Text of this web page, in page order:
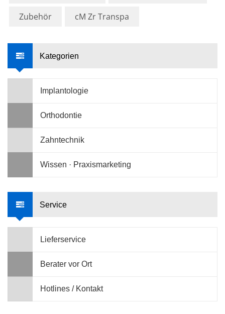
Zubehör cM Zr Transpa
Kategorien
Implantologie
Orthodontie
Zahntechnik
Wissen · Praxismarketing
Service
Lieferservice
Berater vor Ort
Hotlines / Kontakt